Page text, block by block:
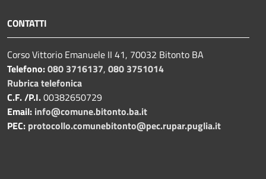
CONTATTI
Corso Vittorio Emanuele II 41, 70032 Bitonto BA
Telefono:080 3716137, 080 3751014
Rubrica telefonica
C.F. /P.I.00382650729
Email: info@comune.bitonto.ba.it
PEC: protocollo.comunebitonto@pec.rupar.puglia.it